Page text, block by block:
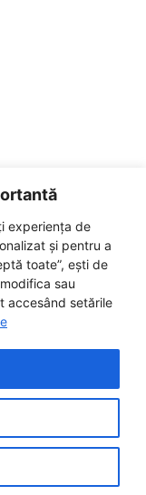
experiența de
și pentru a
toate”, ești de
sau
accesând setările
rezervate